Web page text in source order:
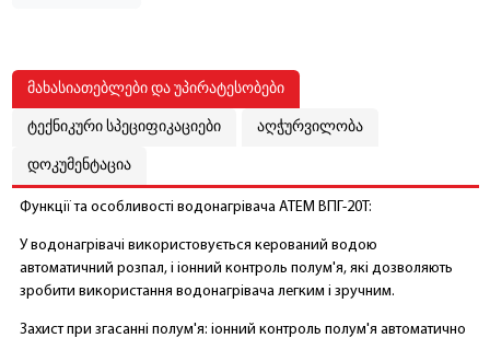
მახასიათებლები და უპირატესობები
ტექნიკური სპეციფიკაციები აღჭურვილობა
დოკუმენტაცია
Функції та особливості водонагрівача АТЕМ ВПГ-20Т:
У водонагрівачі використовується керований водою
автоматичний розпал, і іонний контроль полум'я, які дозволяють
зробити використання водонагрівача легким і зручним.
Захист при згасанні полум'я: іонний контроль полум'я автоматично